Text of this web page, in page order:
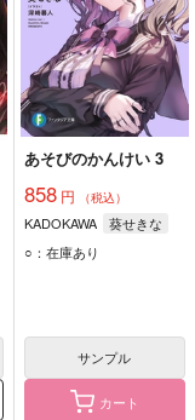
あそびのかんけい 3
858円 （税込）
KADOKAWA
葵せきな
○：在庫あり
サンプル
カート